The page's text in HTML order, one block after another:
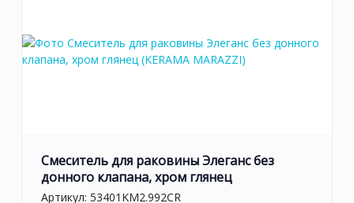
Смеситель для раковины Элеганс без
донного клапана, хром глянец
Артикул: 53401KM2.992CR